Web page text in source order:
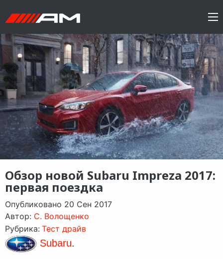
Обзор новой Subaru Impreza 2017:
первая поездка
Опубликовано 20 Сен 2017
Автор: C. Волощенко
Рубрика: Тест драйв
Subaru.